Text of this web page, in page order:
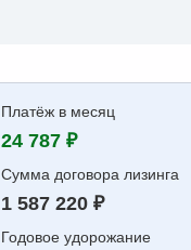
Платёж в месяц
24 787 ₽
Сумма договора лизинга
1 587 220 ₽
Годовое удорожание